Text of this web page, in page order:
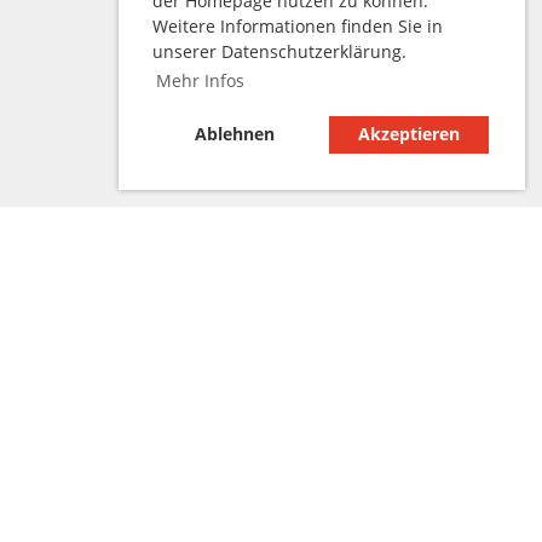
Weitere Informationen finden Sie in
unserer Datenschutzerklärung.
Mehr Infos
Ablehnen Akzeptieren